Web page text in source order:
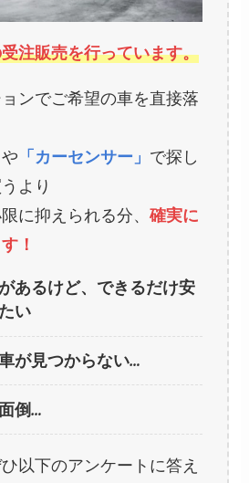
注販売を行っています。
ンでご希望の車を直接落
や 「カーセンサー」 で探し
より
に抑えられる分、確実に
！
あるけど、できるだけ安
い
が見つからない…
倒…
以下のアンケートに答え